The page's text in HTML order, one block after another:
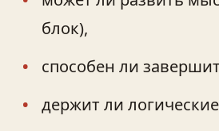
блок),
способен ли
держит ли